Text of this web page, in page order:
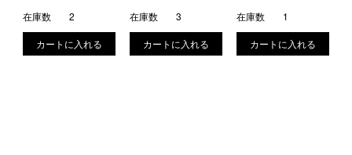
在庫数 2 在庫数 3 在庫数 1